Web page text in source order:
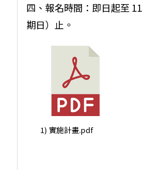
四、報名時間：即日起至
期日）止。
1) 實施計畫.pdf